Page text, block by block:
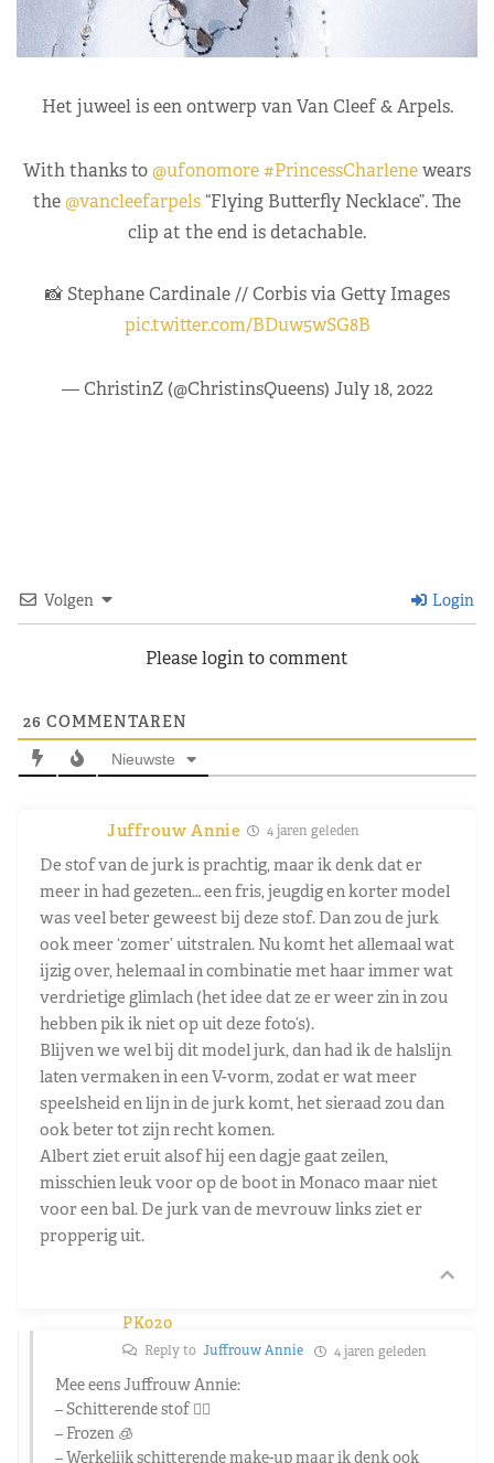
Het juweel is een ontwerp van Van Cleef & Arpels.
With thanks to @ufonomore#PrincessCharlenewears
the @vancleefarpels“Flying Butterfly Necklace”. The
clip at the end is detachable.
📸 Stephane Cardinale // Corbis via Getty Images
pic.twitter.com/BDuw5wSG8B
— ChristinZ (@ChristinsQueens) July 18, 2022
Volgen Login
Please login to comment
26 COMMENTAREN
Nieuwste
Juffrouw Annie 4 jaren geleden
De stof van de jurk is prachtig, maar ik denk dat er
meer in had gezeten… een fris, jeugdig en korter model
was veel beter geweest bij deze stof. Dan zou de jurk
ook meer ‘zomer’ uitstralen. Nu komt het allemaal wat
ijzig over, helemaal in combinatie met haar immer wat
verdrietige glimlach (het idee dat ze er weer zin in zou
hebben pik ik niet op uit deze foto’s).
Blijven we wel bij dit model jurk, dan had ik de halslijn
laten vermaken in een V-vorm, zodat er wat meer
speelsheid en lijn in de jurk komt, het sieraad zou dan
ook beter tot zijn recht komen.
Albert ziet eruit alsof hij een dagje gaat zeilen,
misschien leuk voor op de boot in Monaco maar niet
voor een bal. De jurk van de mevrouw links ziet er
propperig uit.
PK020
Reply to Juffrouw Annie 4 jaren geleden
Mee eens Juffrouw Annie:
– Schitterende stof 👌🏼
– Frozen 🧊
– Werkelijk schitterende make-up maar ik denk ook